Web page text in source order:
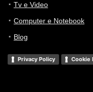
Tv e Video
Computer e Notebook
Blog
Privacy Policy Cookie